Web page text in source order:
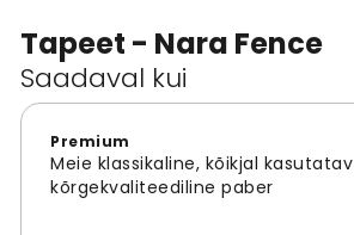
Tapeet - Nara Fence
Saadaval kui
Premium
Meie klassikaline, kõikjal kasutatav
kõrgekvaliteediline paber